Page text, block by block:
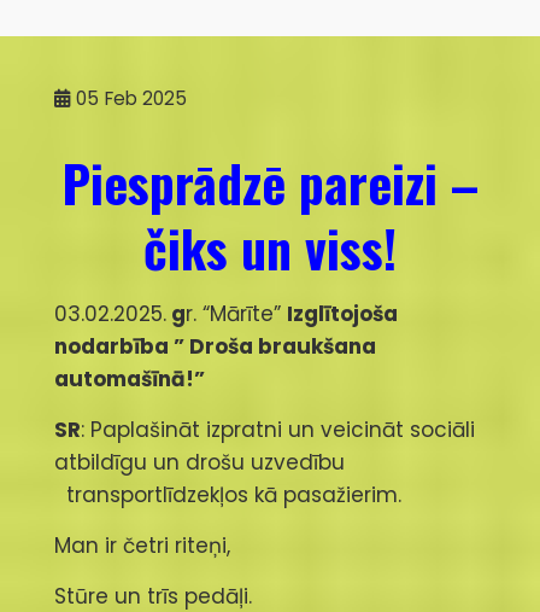
05 Feb 2025
Piesprādzē pareizi –
čiks un viss!
03.02.2025.gr. “Mārīte” Izglītojoša
nodarbība ” Droša braukšana
automašīnā!”
SR: Paplašināt izpratni un veicināt sociāli
atbildīgu un drošu uzvedību
transportlīdzekļos kā pasažierim.
Man ir četri riteņi,
Stūre un trīs pedāļi.